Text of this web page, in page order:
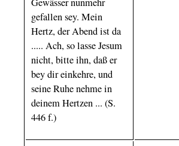
gefallen sey. Mein
Hertz, der Abend ist da
..... Ach, so lasse Jesum
nicht, bitte ihn, daß er
bey dir einkehre, und
seine Ruhe nehme in
deinem Hertzen ... (S.
446 f.)